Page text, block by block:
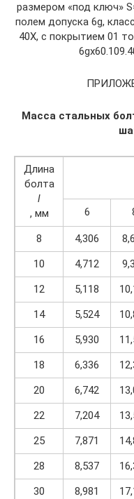
размером «под ключ»
полем допуска 6g,
40Х, с покрытием 01
Масса стальных
Длина
болта
l
, мм
6
8 4,306
10
4,712
12
5,118
14
5,524
16
5,930
18
6,336
20
6,742
22
7,204
25
7,871
28
8,537
30
8,981